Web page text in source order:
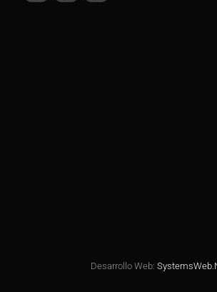
Desarrollo Web: